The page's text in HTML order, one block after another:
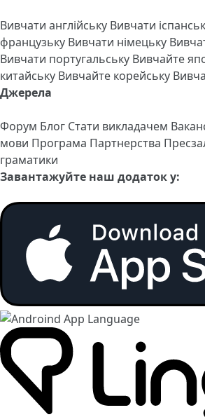
Вивчати англійську Вивчати
французьку Вивчати німецьку
Вивчати португальську Вивчайте
китайську Вивчайте корейську
Джерела
Форум Блог Стати викладачем
мови Програма Партнерства
граматики
Завантажуйте наш додаток у: